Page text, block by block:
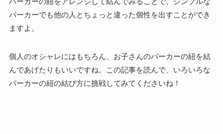
パーカーでも他の人とちょっと違った個性を出すことができ
ますよ。
個人のオシャレにはもちろん、お子さんのパーカーの紐を結
んであげたりもいいですね。この記事を読んで、いろいろな
パーカーの紐の結び方に挑戦してみてくださいね！